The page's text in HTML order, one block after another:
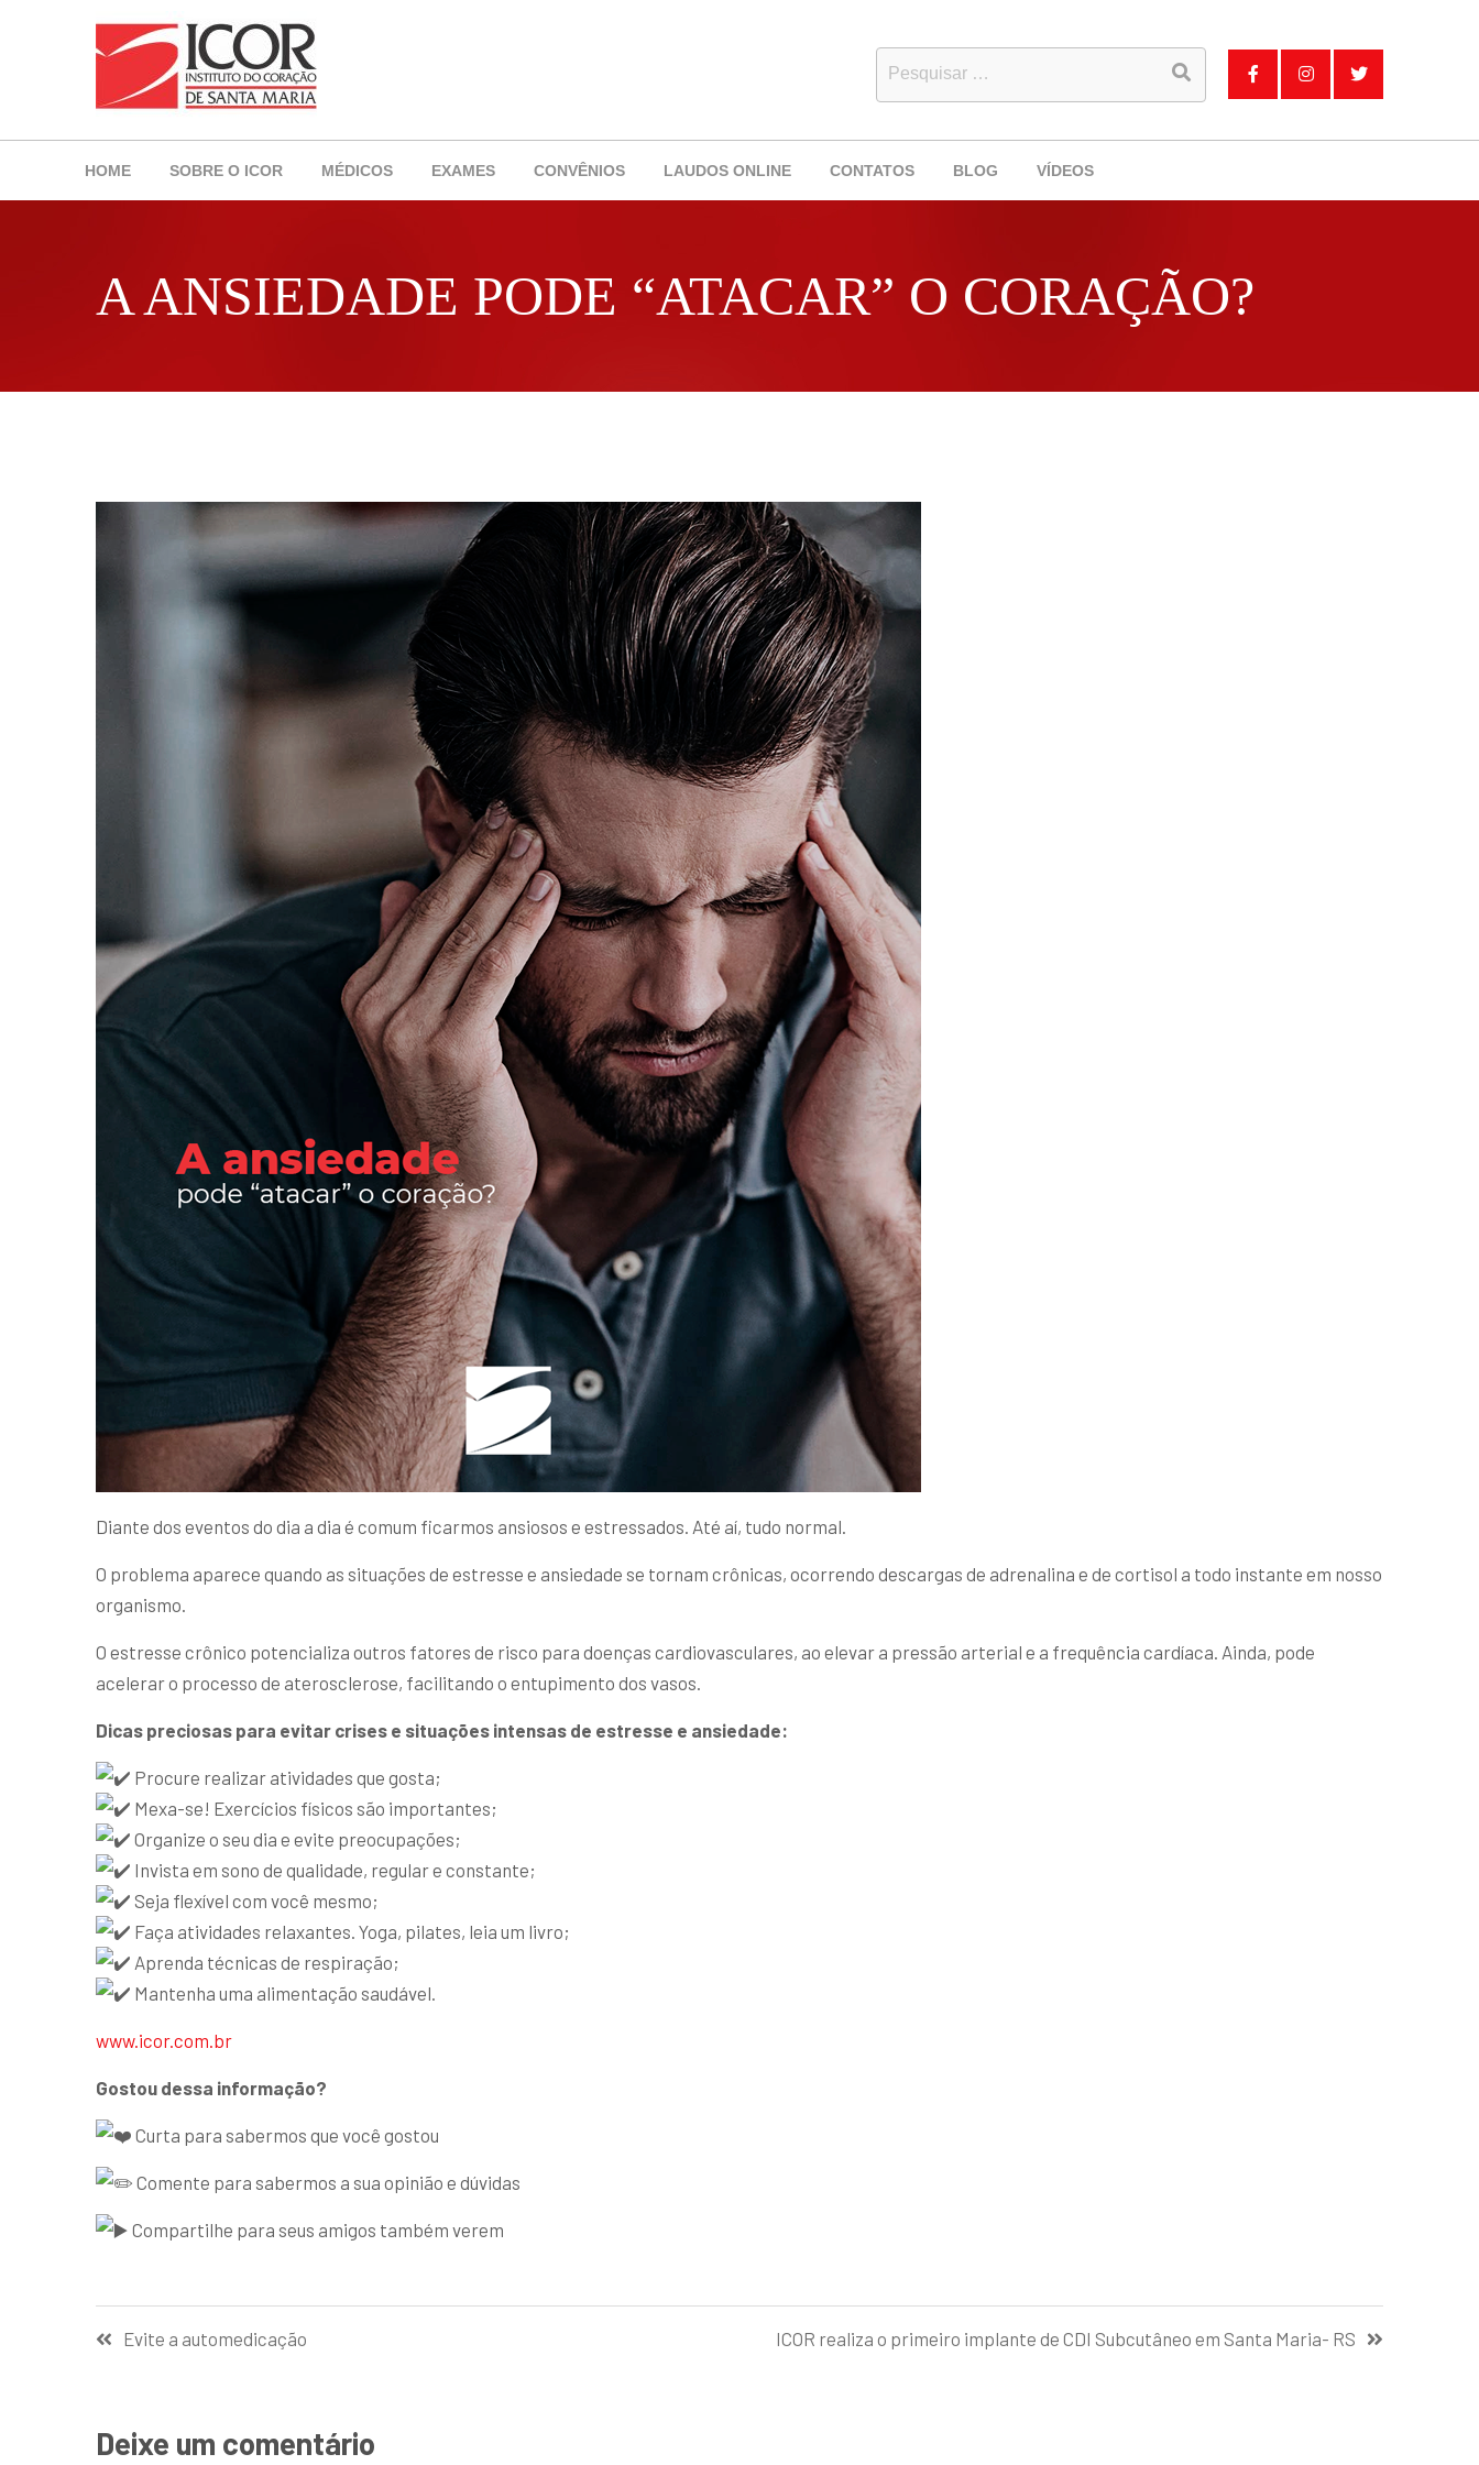
HOME SOBRE O ICOR MÉDICOS EXAMES CONVÊNIOS LAUDOS ONLINE CONTATOS BLOG VÍDEOS
A ANSIEDADE PODE “ATACAR” O CORAÇÃO?
Diante dos eventos do dia a dia é comum ficarmos ansiosos e estressados. Até aí, tudo normal.
O problema aparece quando as situações de estresse e ansiedade se tornam crônicas, ocorrendo descargas de adrenalina e de cortisol a todo instante em nosso
organismo.
O estresse crônico potencializa outros fatores de risco para doenças cardiovasculares, ao elevar a pressão arterial e a frequência cardíaca. Ainda, pode
acelerar o processo de aterosclerose, facilitando o entupimento dos vasos.
Dicas preciosas para evitar crises e situações intensas de estresse e ansiedade:
Procure realizar atividades que gosta;
Mexa-se! Exercícios físicos são importantes;
Organize o seu dia e evite preocupações;
Invista em sono de qualidade, regular e constante;
Seja flexível com você mesmo;
Faça atividades relaxantes. Yoga, pilates, leia um livro;
Aprenda técnicas de respiração;
Mantenha uma alimentação saudável.
www.icor.com.br
Gostou dessa informação?
Curta para sabermos que você gostou
Comente para sabermos a sua opinião e dúvidas
Compartilhe para seus amigos também verem
Evite a automedicação ICOR realiza o primeiro implante de CDI Subcutâneo em Santa Maria- RS
Deixe um comentário